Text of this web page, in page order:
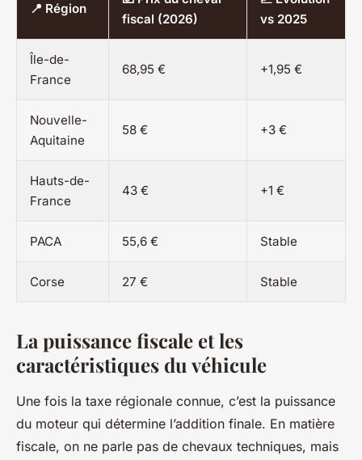
📍 Région
fiscal (2026)
vs 2025
Île-de-
France
68,95 € +1,95 €
Nouvelle-
Aquitaine
58 € +3 €
Hauts-de-
France
43 € +1 €
PACA 55,6 € Stable
Corse 27 € Stable
La puissance fiscale et les
caractéristiques du véhicule
Une fois la taxe régionale connue, c’est la puissance
du moteur qui détermine l’addition finale. En matière
fiscale, on ne parle pas de chevaux techniques, mais